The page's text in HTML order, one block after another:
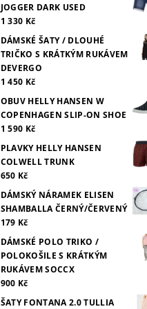
JOGGER DARK USED
1 330 Kč
DÁMSKÉ ŠATY / DLOUHÉ
TRIČKO S KRÁTKÝM RUKÁVEM
DEVERGO
1 450 Kč
OBUV HELLY HANSEN W
COPENHAGEN SLIP-ON SHOE
1 590 Kč
PLAVKY HELLY HANSEN
COLWELL TRUNK
650 Kč
DÁMSKÝ NÁRAMEK ELISEN
SHAMBALLA ČERNÝ/ČERVENÝ
179 Kč
DÁMSKÉ POLO TRIKO /
POLOKOŠILE S KRÁTKÝM
RUKÁVEM SOCCX
900 Kč
ŠATY FONTANA 2.0 TULLIA